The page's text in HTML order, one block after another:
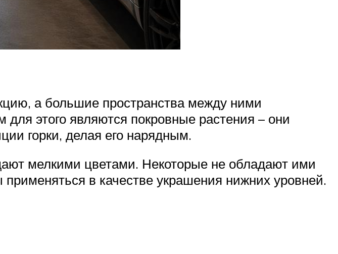
а большие пространства между ними
этого являются покровные растения – они
горки, делая его нарядным.
мелкими цветами. Некоторые не обладают ими
в качестве украшения нижних уровней.